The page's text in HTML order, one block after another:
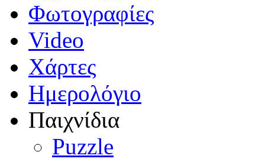
Φωτογραφίες
Video
Χάρτες
Ημερολόγιο
Παιχνίδια
Puzzle